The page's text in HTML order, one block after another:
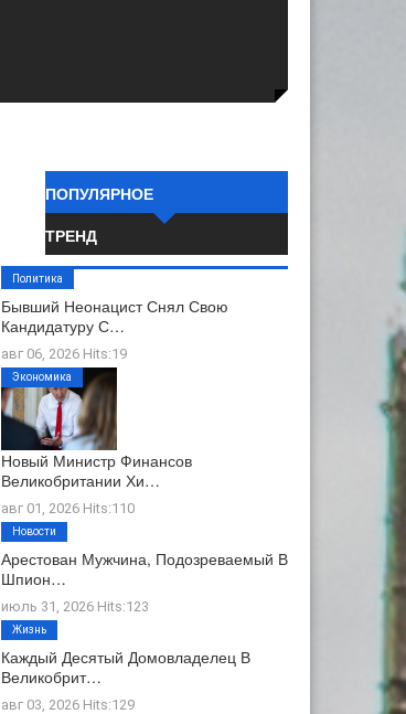
ПОПУЛЯРНОЕ
ТРЕНД
Бывший Неонацист Снял Свою
Кандидатуру С…
авг 06, 2026 Hits:19
Политика
Новый Министр Финансов
Великобритании Хи…
авг 01, 2026 Hits:110
Экономика
Арестован Мужчина, Подозреваемый В
Шпион…
июль 31, 2026 Hits:123
Новости
Каждый Десятый Домовладелец В
Великобрит…
авг 03, 2026 Hits:129
Жизнь